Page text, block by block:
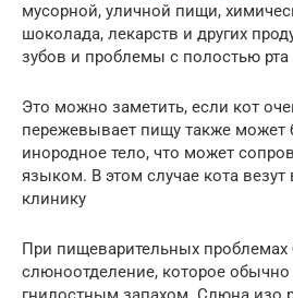
мусорной, уличной пищи,
шоколада, лекарств и других
зубов и проблемы с полостью рта
Это можно заметить, если кот
пережевывает пищу также может
инородное тело, что может
языком. В этом случае кота везут
клинику
При пищеварительных проблемах
слюноотделение, которое